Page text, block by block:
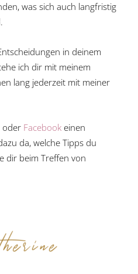
was sich auch langfristig
in deinem
ich dir mit meinem
lang jederzeit mit meiner
oder Facebook einen
da, welche Tipps du
dir beim Treffen von